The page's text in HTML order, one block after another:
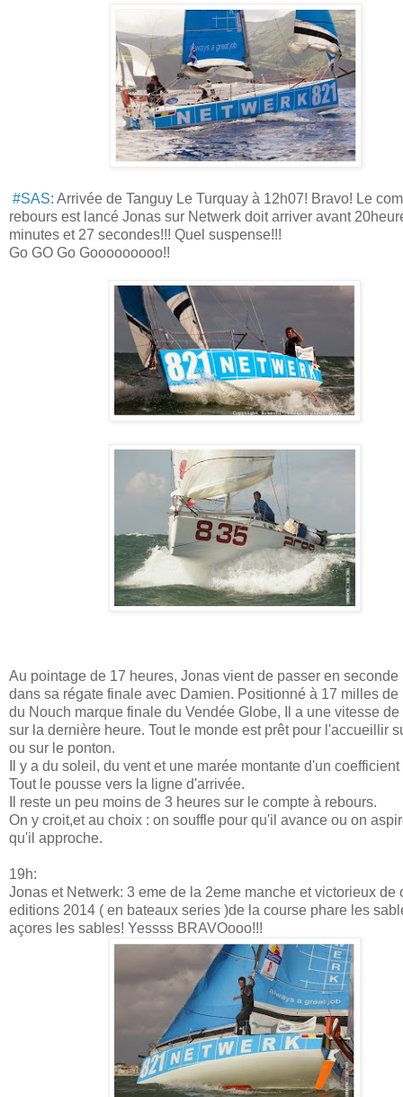
#SAS: Arrivée de Tanguy Le Turquay à 12h07! Bravo! Le
rebours est lancé Jonas sur Netwerk doit arriver avant
minutes et 27 secondes!!! Quel suspense!!!
Go GO Go Gooooooooo!!
Au pointage de 17 heures, Jonas vient de passer en seconde
dans sa régate finale avec Damien. Positionné à 17 milles de
du Nouch marque finale du Vendée Globe, Il a une vitesse de
sur la dernière heure. Tout le monde est prêt pour l'accueillir
ou sur le ponton.
Il y a du soleil, du vent et une marée montante d'un coefficient
Tout le pousse vers la ligne d'arrivée.
Il reste un peu moins de 3 heures sur le compte à rebours.
On y croit,et au choix : on souffle pour qu'il avance ou on
qu'il approche.
19h:
Jonas et Netwerk: 3 eme de la 2eme manche et victorieux de
editions 2014 ( en bateaux series )de la course phare les
açores les sables! Yessss BRAVOooo!!!